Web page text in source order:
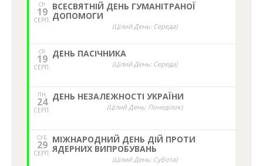
СР.
19
СЕРП.
ВСЕСВЯТНІЙ ДЕНЬ ГУМАНІТРАНОЇ
ДОПОМОГИ
(Цілий День: Середа)
СР.
19
СЕРП.
ДЕНЬ ПАСІЧНИКА
(Цілий День: Середа)
ПН.
24
СЕРП.
ДЕНЬ НЕЗАЛЕЖНОСТІ УКРАЇНИ
(Цілий День: Понеділок)
СУБ.
29
СЕРП.
МІЖНАРОДНИЙ ДЕНЬ ДІЙ ПРОТИ
ЯДЕРНИХ ВИПРОБУВАНЬ
(Цілий День: Субота)